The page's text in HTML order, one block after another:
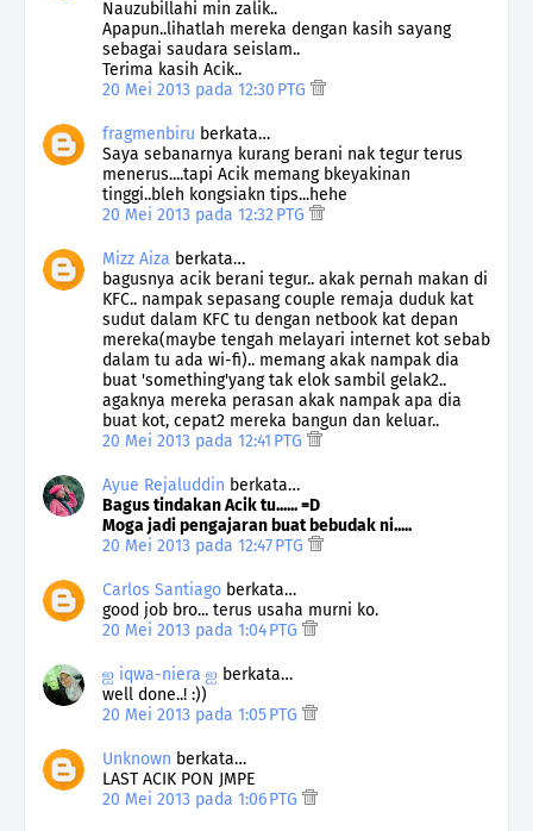
Nauzubillahi min zalik..
Apapun..lihatlah mereka dengan kasih sayang
sebagai saudara seislam..
Terima kasih Acik..
20 Mei 2013 pada 12:30 PTG
fragmenbiru berkata…
Saya sebanarnya kurang berani nak tegur terus
menerus....tapi Acik memang bkeyakinan
tinggi..bleh kongsiakn tips...hehe
20 Mei 2013 pada 12:32 PTG
Mizz Aiza berkata…
bagusnya acik berani tegur.. akak pernah makan di
KFC.. nampak sepasang couple remaja duduk kat
sudut dalam KFC tu dengan netbook kat depan
mereka(maybe tengah melayari internet kot sebab
dalam tu ada wi-fi).. memang akak nampak dia
buat 'something'yang tak elok sambil gelak2..
agaknya mereka perasan akak nampak apa dia
buat kot, cepat2 mereka bangun dan keluar..
20 Mei 2013 pada 12:41 PTG
Ayue Rejaluddin berkata…
Bagus tindakan Acik tu...... =D
Moga jadi pengajaran buat bebudak ni.....
20 Mei 2013 pada 12:47 PTG
Carlos Santiago berkata…
good job bro... terus usaha murni ko.
20 Mei 2013 pada 1:04 PTG
ஐ iqwa-niera ஐ berkata…
well done..! :))
20 Mei 2013 pada 1:05 PTG
Unknown berkata…
LAST ACIK PON JMPE
20 Mei 2013 pada 1:06 PTG